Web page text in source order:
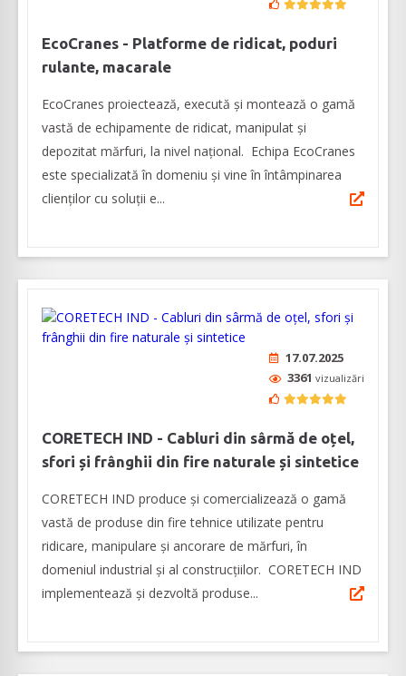
EcoCranes - Platforme de ridicat, poduri
rulante, macarale
EcoCranes proiectează, execută și montează o gamă
vastă de echipamente de ridicat, manipulat și
depozitat mărfuri, la nivel naţional. Echipa EcoCranes
este specializată în domeniu și vine în întâmpinarea
clienților cu soluții e...
17.07.2025
3361 vizualizări
CORETECH IND - Cabluri din sârmă de oțel,
sfori și frânghii din fire naturale și sintetice
CORETECH IND produce şi comercializează o gamă
vastă de produse din fire tehnice utilizate pentru
ridicare, manipulare și ancorare de mărfuri, în
domeniul industrial şi al construcţiilor. CORETECH IND
implementează și dezvoltă produse...